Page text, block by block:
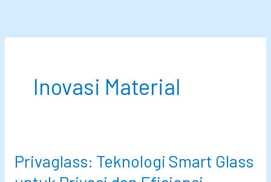
konten
Inovasi Material
Privaglass: Teknologi Smart Glass